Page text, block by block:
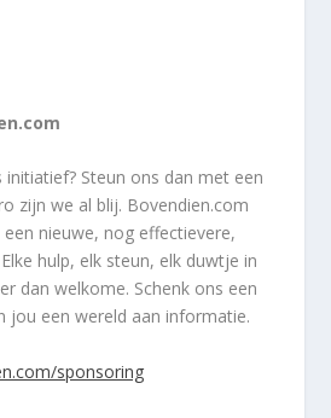
Steun ons dan met een
zijn we al blij. Bovendien.com
nieuwe, nog effectievere,
hulp, elk steun, elk duwtje in
dan welkome. Schenk ons een
jou een wereld aan informatie.
sponsoring